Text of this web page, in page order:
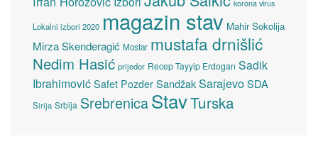
korona virus
Lokalni izbori 2020 magazin stav Mahir Sokolija
Mirza Skenderagić Mostar mustafa drnišlić
Nedim Hasić prijedor Recep Tayyip Erdogan Sadik
Ibrahimović Safet Pozder SandžakSarajevoSDA
Sirija Srbija SrebrenicaStavTurska